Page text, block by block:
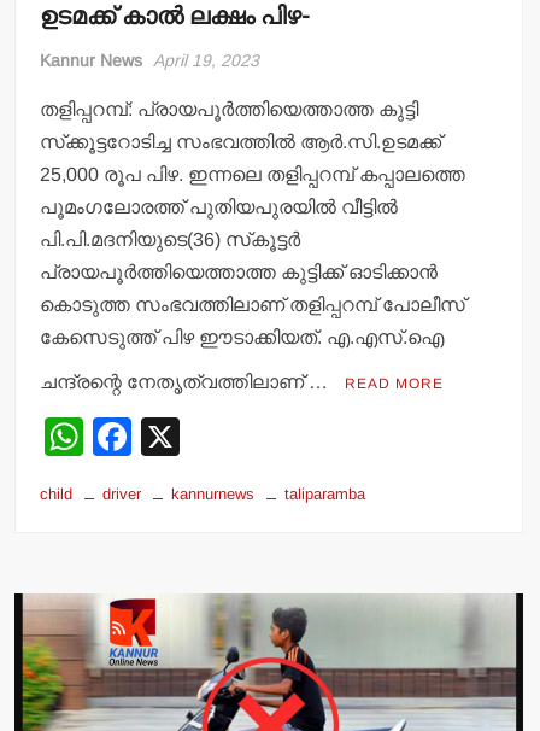
ഉടമക്ക് കാല്‍ ലക്ഷം പിഴ-
Kannur News April 19, 2023
തളിപ്പറമ്പ്: പ്രായപൂര്‍ത്തിയെത്താത്ത കുട്ടി
സ്‌ക്കൂട്ടറോടിച്ച സംഭവത്തില്‍ ആര്‍.സി.ഉടമക്ക്
25,000 രൂപ പിഴ. ഇന്നലെ തളിപ്പറമ്പ് കപ്പാലത്തെ
പൂമംഗലോരത്ത് പുതിയപുരയില്‍ വീട്ടില്‍
പി.പി.മദനിയുടെ(36) സ്‌കൂട്ടര്‍
പ്രായപൂര്‍ത്തിയെത്താത്ത കുട്ടിക്ക് ഓടിക്കാന്‍
കൊടുത്ത സംഭവത്തിലാണ് തളിപ്പറമ്പ് പോലീസ്
കേസെടുത്ത് പിഴ ഈടാക്കിയത്. എ.എസ്.ഐ
ചന്ദ്രന്റെ നേതൃത്വത്തിലാണ് … READ MORE
W
at
A
p
p
F
c
b
o
o
k
child driver kannurnews taliparamba